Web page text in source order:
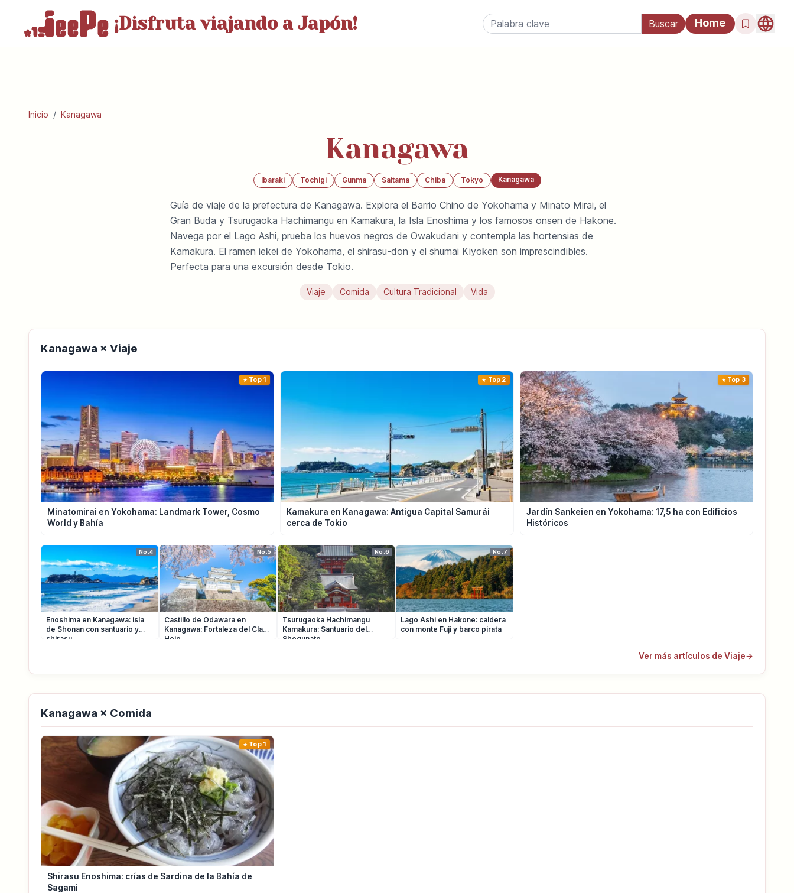
¡Disfrutaviajando a Japón! Home
Inicio / Kanagawa
Kanagawa
Ibaraki Tochigi Gunma Saitama Chiba Tokyo Kanagawa
Guía de viaje de la prefectura de Kanagawa. Explora el Barrio Chino de Yokohama y Minato Mirai, el
Gran Buda y Tsurugaoka Hachimangu en Kamakura, la Isla Enoshima y los famosos onsen de Hakone.
Navega por el Lago Ashi, prueba los huevos negros de Owakudani y contempla las hortensias de
Kamakura. El ramen iekei de Yokohama, el shirasu-don y el shumai Kiyoken son imprescindibles.
Perfecta para una excursión desde Tokio.
Viaje Comida Cultura Tradicional Vida
Kanagawa × Viaje
Top 1
Minatomirai en Yokohama: Landmark Tower, Cosmo
World y Bahía
Top 2
Kamakura en Kanagawa: Antigua Capital Samurái
cerca de Tokio
Top 3
Jardín Sankeien en Yokohama: 17,5 ha con Edificios
Históricos
No.4
Enoshima en Kanagawa: isla
de Shonan con santuario y
shirasu
No.5
Castillo de Odawara en
Kanagawa: Fortaleza del Clan
Hojo
No.6
Tsurugaoka Hachimangu
Kamakura: Santuario del
Shogunato
No.7
Lago Ashi en Hakone: caldera
con monte Fuji y barco pirata
Ver más artículos de Viaje→
Kanagawa × Comida
Top 1
Shirasu Enoshima: crías de Sardina de la Bahía de
Sagami